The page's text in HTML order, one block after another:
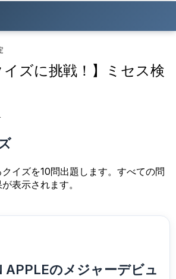
ズに挑戦！】ミセス検
クイズを10問出題します。すべての問
表示されます。
APPLEのメジャーデビュ